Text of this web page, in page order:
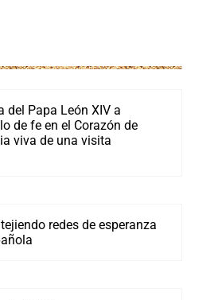
del Papa León XIV a
de fe en el Corazón de
viva de una visita
redes de esperanza